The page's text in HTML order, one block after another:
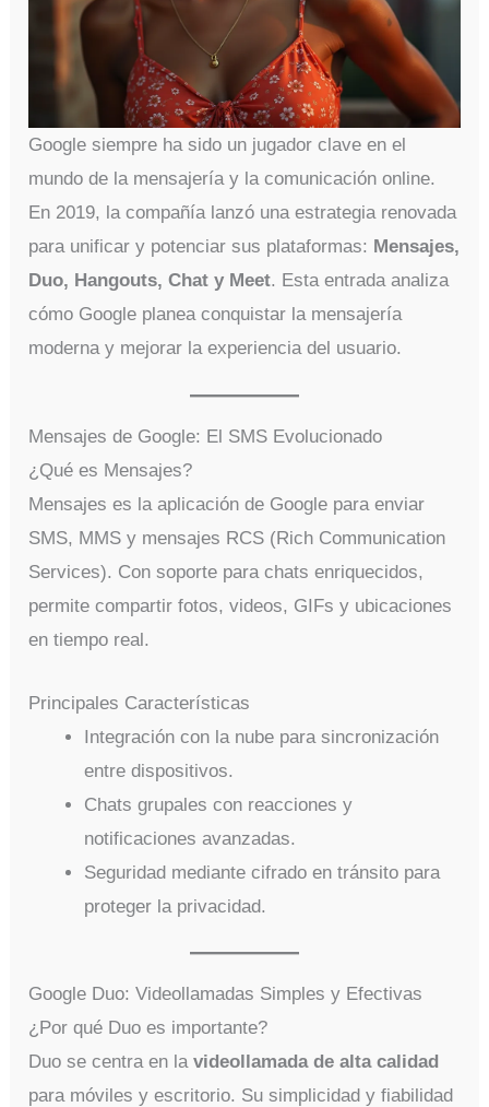
Google siempre ha sido un jugador clave en el
mundo de la mensajería y la comunicación online.
En 2019, la compañía lanzó una estrategia renovada
para unificar y potenciar sus plataformas: Mensajes,
Duo, Hangouts, Chat y Meet. Esta entrada analiza
cómo Google planea conquistar la mensajería
moderna y mejorar la experiencia del usuario.
Mensajes de Google: El SMS Evolucionado
¿Qué es Mensajes?
Mensajes es la aplicación de Google para enviar
SMS, MMS y mensajes RCS (Rich Communication
Services). Con soporte para chats enriquecidos,
permite compartir fotos, videos, GIFs y ubicaciones
en tiempo real.
Principales Características
Integración con la nube para sincronización
entre dispositivos.
Chats grupales con reacciones y
notificaciones avanzadas.
Seguridad mediante cifrado en tránsito para
proteger la privacidad.
Google Duo: Videollamadas Simples y Efectivas
¿Por qué Duo es importante?
Duo se centra en lavideollamada de alta calidad
para móviles y escritorio. Su simplicidad y fiabilidad